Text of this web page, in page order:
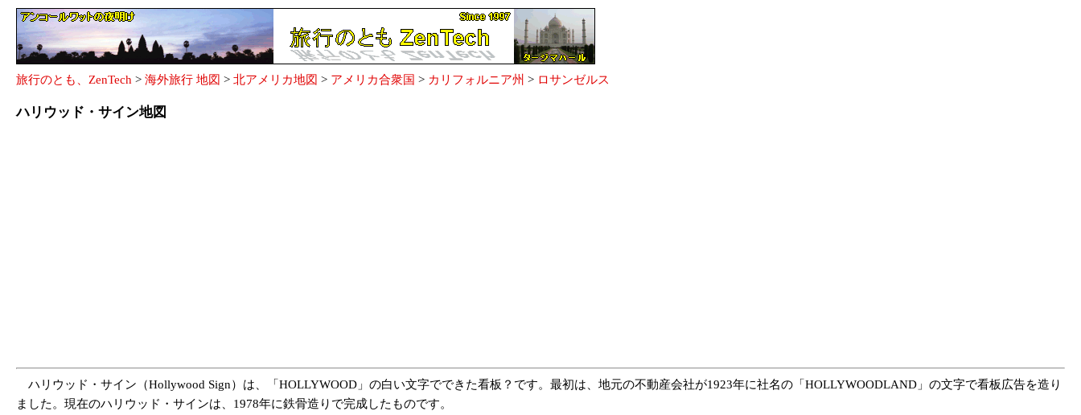
旅行のとも、ZenTech > 海外旅行 地図 > 北アメリカ地図 > アメリカ合衆国 > カリフォルニア州 > ロサンゼルス
ハリウッド・サイン地図
ハリウッド・サイン（Hollywood Sign）は、「HOLLYWOOD」の白い文字でできた看板？です。最初は、地元の不動産会社が1923年に社名の「HOLLYWOODLAND」の文字で看板広告を造り
ました。現在のハリウッド・サインは、1978年に鉄骨造りで完成したものです。